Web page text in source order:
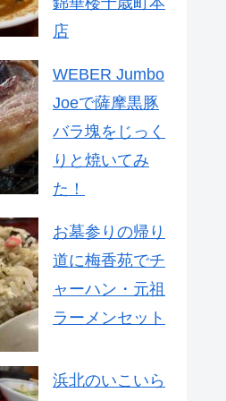
店
WEBER Jumbo
Joeで薩摩黒豚
バラ塊をじっく
りと焼いてみ
た！
お墓参りの帰り
道に梅香苑でチ
ャーハン・元祖
ラーメンセット
浜北のいこいら